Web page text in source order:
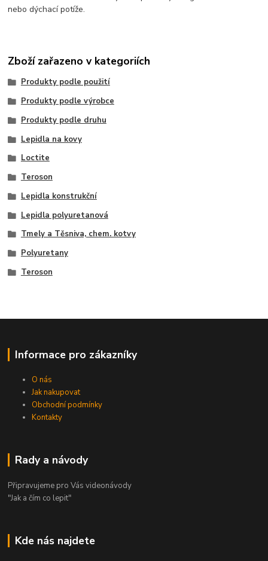
nebo dýchací potíže.
Zboží zařazeno v kategoriích
Produkty podle použití
Produkty podle výrobce
Produkty podle druhu
Lepidla na kovy
Loctite
Teroson
Lepidla konstrukční
Lepidla polyuretanová
Tmely a Těsniva, chem. kotvy
Polyuretany
Teroson
Informace pro zákazníky
O nás
Jak nakupovat
Obchodní podmínky
Kontakty
Rady a návody
Připravujeme pro Vás videonávody
"Jak a čím co lepit"
Kde nás najdete